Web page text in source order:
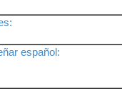
español: